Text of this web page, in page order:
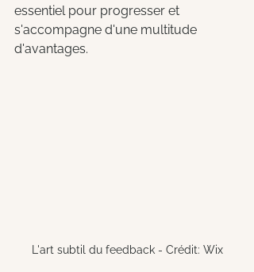
essentiel pour progresser et
s'accompagne d'une multitude
d'avantages.
L'art subtil du feedback - Crédit: Wix